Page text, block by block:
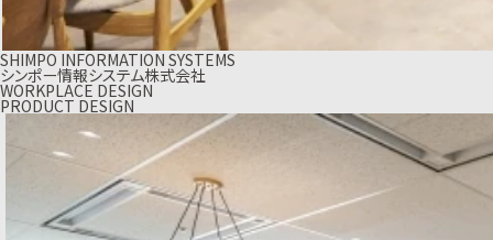
SHIMPO INFORMATION SYSTEMS
シンポー情報システム株式会社
WORKPLACE DESIGN
PRODUCT DESIGN